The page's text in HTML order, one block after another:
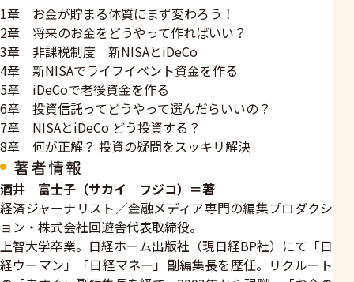
1章 お金が貯まる体質にまず変わろう！
2章 将来のお金をどうやって作ればいい？
3章 非課税制度 新NISAとiDeCo
4章 新NISAでライフイベント資金を作る
5章 iDeCoで老後資金を作る
6章 投資信託ってどうやって選んだらいいの？
7章 NISAとiDeCo どう投資する？
8章 何が正解？ 投資の疑問をスッキリ解決
著者情報
酒井 富士子（サカイ フジコ）＝著
経済ジャーナリスト／金融メディア専門の編集プロダクシ
ョン・株式会社回遊舎代表取締役。
上智大学卒業。日経ホーム出版社（現日経BP社）にて「日
経ウーマン」「日経マネー」副編集長を歴任。リクルート